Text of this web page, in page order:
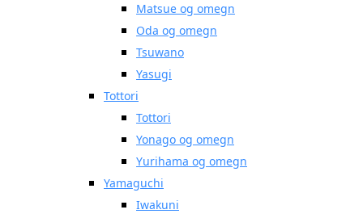
Matsue og omegn
Oda og omegn
Tsuwano
Yasugi
Tottori
Tottori
Yonago og omegn
Yurihama og omegn
Yamaguchi
Iwakuni